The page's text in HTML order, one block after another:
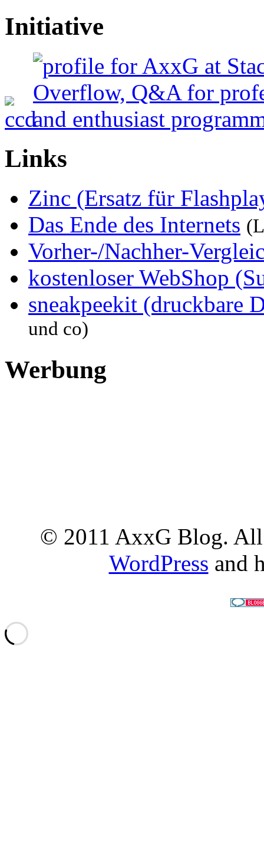
Initiative
Links
Zinc (Ersatz für
Das Ende des Internets
Vorher-/Nachher-
kostenloser WebShop
sneakpeekit (druckbare
und co)
Werbung
© 2011 AxxG Blog. All
WordPress and